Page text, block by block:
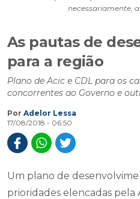
necessariamente,
As pautas de
para a região
Plano de Acic e CDL para os
concorrentes ao Governo e
Por Adelor Lessa
17/08/2018 - 06:50
Um plano de
prioridades elencadas pela